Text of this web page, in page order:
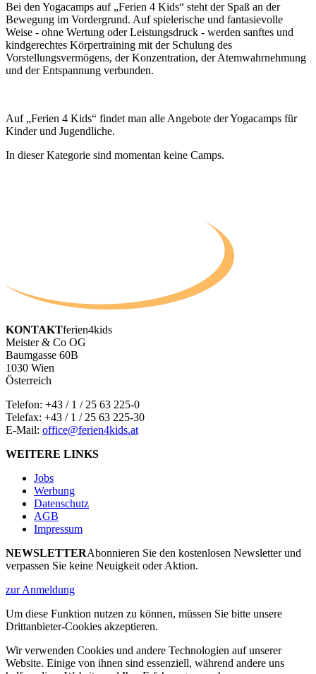
Bei den Yogacamps auf „Ferien 4 Kids“ steht der Spaß an der
Bewegung im Vordergrund. Auf spielerische und fantasievolle
Weise - ohne Wertung oder Leistungsdruck - werden sanftes und
kindgerechtes Körpertraining mit der Schulung des
Vorstellungsvermögens, der Konzentration, der Atemwahrnehmung
und der Entspannung verbunden.
Auf „Ferien 4 Kids“ findet man alle Angebote der Yogacamps für
Kinder und Jugendliche.
In dieser Kategorie sind momentan keine Camps.
KONTAKTferien4kids
Meister & Co OG
Baumgasse 60B
1030 Wien
Österreich
Telefon: +43 / 1 / 25 63 225-0
Telefax: +43 / 1 / 25 63 225-30
E-Mail: office@ferien4kids.at
WEITERE LINKS
Jobs
Werbung
Datenschutz
AGB
Impressum
NEWSLETTERAbonnieren Sie den kostenlosen Newsletter und
verpassen Sie keine Neuigkeit oder Aktion.
zur Anmeldung
Um diese Funktion nutzen zu können, müssen Sie bitte unsere
Drittanbieter-Cookies akzeptieren.
Wir verwenden Cookies und andere Technologien auf unserer
Website. Einige von ihnen sind essenziell, während andere uns